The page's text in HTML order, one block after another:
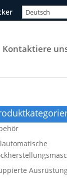
Kontaktiere